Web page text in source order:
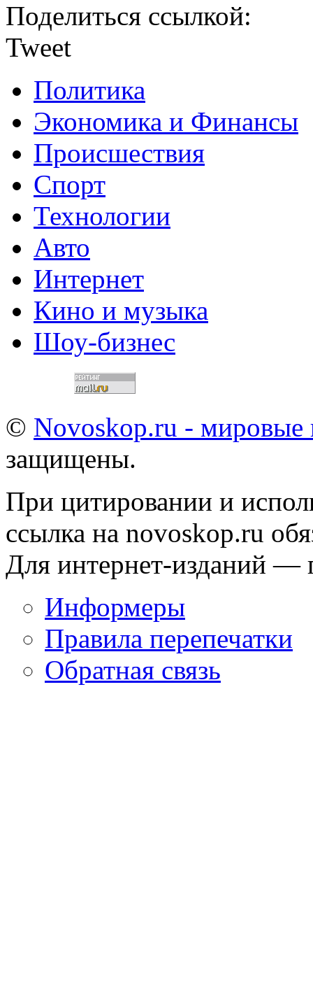
Поделиться ссылкой:
Tweet
Политика
Экономика и Финансы
Происшествия
Спорт
Технологии
Авто
Интернет
Кино и музыка
Шоу-бизнес
© Novoskop.ru - мировые
защищены.
При цитировании и
ссылка на novoskop.ru
Для интернет-изданий —
Информеры
Правила перепечатки
Обратная связь